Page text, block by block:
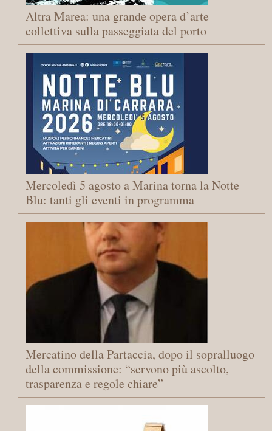
Altra Marea: una grande opera d’arte
collettiva sulla passeggiata del porto
Mercoledì 5 agosto a Marina torna la Notte
Blu: tanti gli eventi in programma
Mercatino della Partaccia, dopo il sopralluogo
della commissione: “servono più ascolto,
trasparenza e regole chiare”